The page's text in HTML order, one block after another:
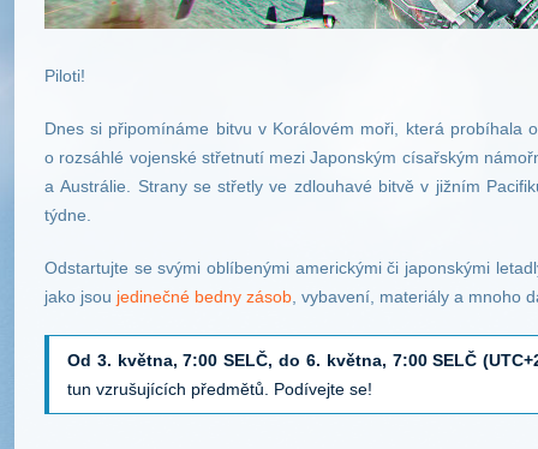
Piloti!
Dnes si připomínáme bitvu v Korálovém moři, která probíhala
o rozsáhlé vojenské střetnutí mezi Japonským císařským
a Austrálie. Strany se střetly ve zdlouhavé bitvě v jižním
týdne.
Odstartujte se svými oblíbenými americkými či japonskými
jako jsou jedinečné bedny zásob , vybavení, materiály a mnoho
Od 3. května, 7:00 SELČ, do 6. května, 7:00 SELČ
tun vzrušujících předmětů. Podívejte se!